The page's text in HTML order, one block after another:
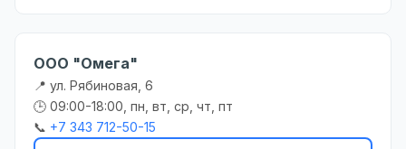
ООО "Омега"
📍 ул. Рябиновая, 6
🕒 09:00-18:00, пн, вт, ср, чт, пт
📞 +7 343 712-50-15